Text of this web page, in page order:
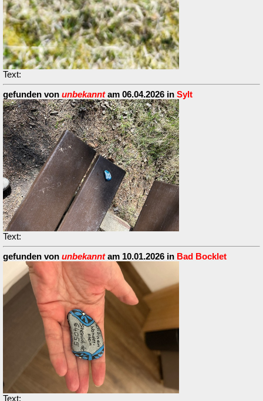
Text:
gefunden von unbekanntam 06.04.2026 in Sylt
Text:
gefunden von unbekanntam 10.01.2026 in Bad Bocklet
Text: